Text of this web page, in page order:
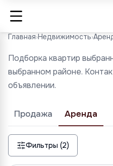
Главная›Недвижимость›
Подборка квартир
выбранном районе.
объявлении.
Продажа Аренда
Фильтры (2)